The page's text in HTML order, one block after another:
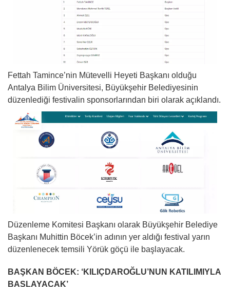
Fettah Tamince’nin Mütevelli Heyeti Başkanı olduğu
Antalya Bilim Üniversitesi, Büyükşehir Belediyesinin
düzenlediği festivalin sponsorlarından biri olarak açıklandı.
Düzenleme Komitesi Başkanı olarak Büyükşehir Belediye
Başkanı Muhittin Böcek’in adının yer aldığı festival yarın
düzenlenecek temsili Yörük göçü ile başlayacak.
BAŞKAN BÖCEK: ‘KILIÇDAROĞLU’NUN KATILIMIYLA
BAŞLAYACAK’